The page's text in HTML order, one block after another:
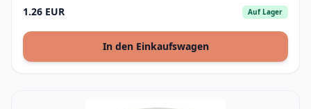
1.26 EUR Auf Lager
In den Einkaufswagen